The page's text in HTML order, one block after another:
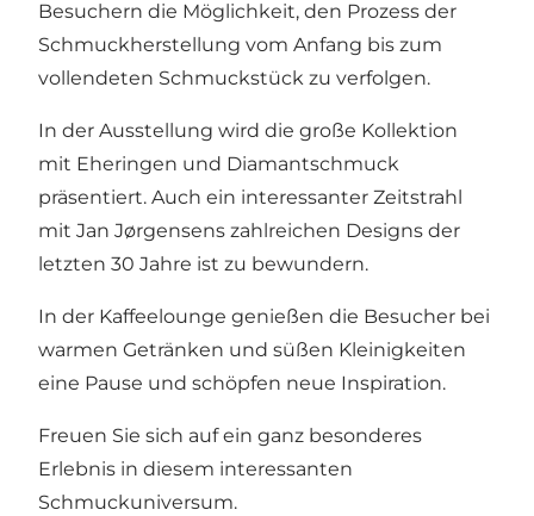
Besuchern die Möglichkeit, den Prozess der
Schmuckherstellung vom Anfang bis zum
vollendeten Schmuckstück zu verfolgen.
In der Ausstellung wird die große Kollektion
mit Eheringen und Diamantschmuck
präsentiert. Auch ein interessanter Zeitstrahl
mit Jan Jørgensens zahlreichen Designs der
letzten 30 Jahre ist zu bewundern.
In der Kaffeelounge genießen die Besucher bei
warmen Getränken und süßen Kleinigkeiten
eine Pause und schöpfen neue Inspiration.
Freuen Sie sich auf ein ganz besonderes
Erlebnis in diesem interessanten
Schmuckuniversum.